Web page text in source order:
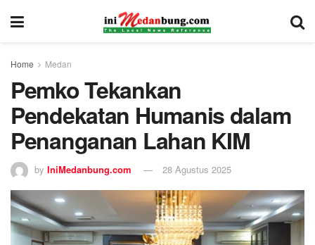
Home Medan
Pemko Tekankan
Pendekatan Humanis dalam
Penanganan Lahan KIM
by IniMedanbung.com 28 Agustus 2025